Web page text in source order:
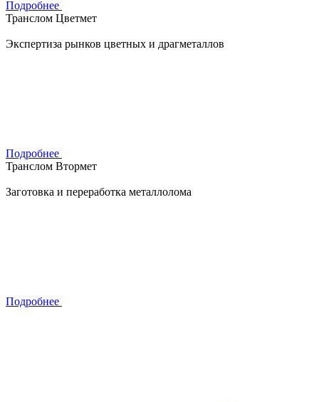
Подробнее
Транслом Цветмет
Экспертиза рынков цветных и драгметаллов
Подробнее
Транслом Втормет
Заготовка и переработка металлолома
Подробнее